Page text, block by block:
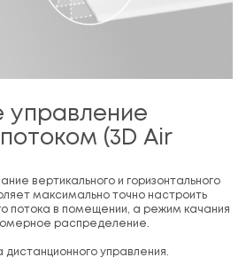
управление
(3D Air
вертикального и горизонтального
максимально точно настроить
потока в помещении, а режим качания
распределение.
дистанционного управления.